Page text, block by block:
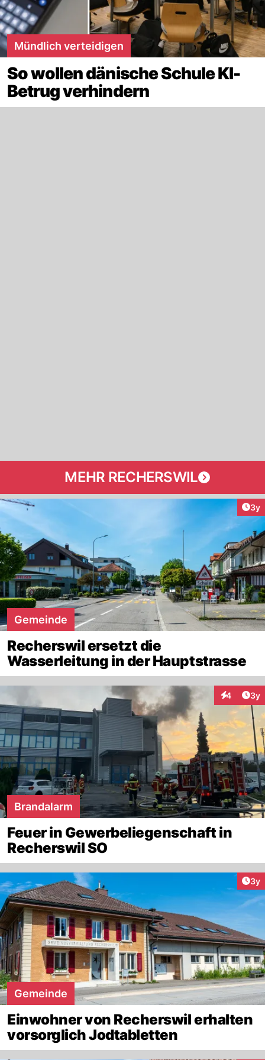
Mündlich verteidigen
So wollen dänische Schule KI-
Betrug verhindern
MEHR RECHERSWIL
3y
Gemeinde
Recherswil ersetzt die
Wasserleitung in der Hauptstrasse
4 3y
Brandalarm
Feuer in Gewerbeliegenschaft in
Recherswil SO
3y
Gemeinde
Einwohner von Recherswil erhalten
vorsorglich Jodtabletten